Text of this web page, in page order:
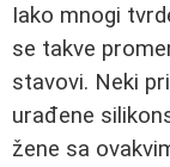
Iako mnogi
se takve
stavovi. Neki
urađene
žene sa